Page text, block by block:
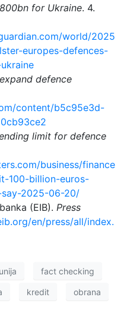
for Ukraine. 4.
world/2025
europes-defences-
defence
content/b5c95e3d-
limit for defence
business/finance
100-billion-euros-
2025-06-20/
(EIB). Press
en/press/all/index.
fact checking
kredit obrana